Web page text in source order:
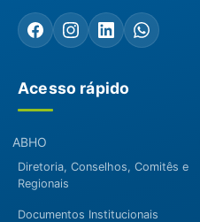
Acesso rápido
ABHO
Diretoria, Conselhos, Comitês e
Regionais
Documentos Institucionais